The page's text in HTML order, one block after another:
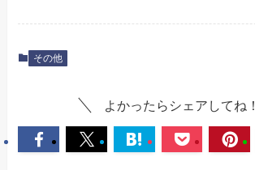
その他
よかったらシェアしてね！